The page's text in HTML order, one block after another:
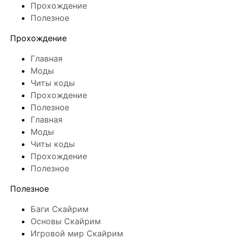
Прохождение
Полезное
Прохождение
Главная
Моды
Читы коды
Прохождение
Полезное
Главная
Моды
Читы коды
Прохождение
Полезное
Полезное
Баги Скайрим
Основы Скайрим
Игровой мир Скайрим